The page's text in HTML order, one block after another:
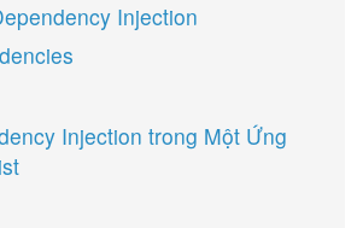
Injection
Injection trong Một Ứng